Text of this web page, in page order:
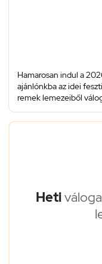
Hamarosan indul a
ajánlónkba az idei
remek lemezeiből
Heti